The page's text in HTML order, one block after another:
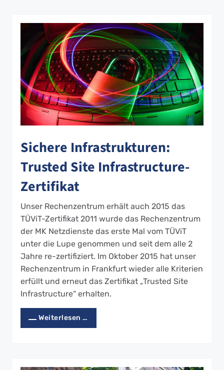
Sichere Infrastrukturen:
Trusted Site Infrastructure-
Zertifikat
Unser Rechenzentrum erhält auch 2015 das
TÜViT-Zertifikat 2011 wurde das Rechenzentrum
der MK Netzdienste das erste Mal vom TÜViT
unter die Lupe genommen und seit dem alle 2
Jahre re-zertifiziert. Im Oktober 2015 hat unser
Rechenzentrum in Frankfurt wieder alle Kriterien
erfüllt und erneut das Zertifikat „Trusted Site
Infrastructure“ erhalten.
Weiterlesen …